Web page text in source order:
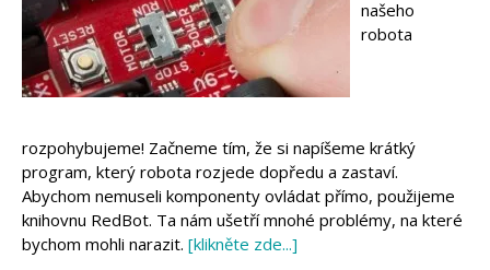
našeho
robota
rozpohybujeme! Začneme tím, že si napíšeme krátký
program, který robota rozjede dopředu a zastaví.
Abychom nemuseli komponenty ovládat přímo, použijeme
knihovnu RedBot. Ta nám ušetří mnohé problémy, na které
bychom mohli narazit. [klikněte zde...]